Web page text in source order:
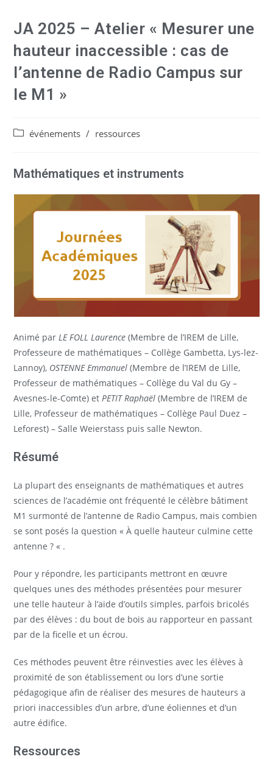
JA 2025 – Atelier « Mesurer une
hauteur inaccessible : cas de
l’antenne de Radio Campus sur
le M1 »
événements / ressources
Mathématiques et instruments
Animé par LE FOLL Laurence (Membre de l’IREM de Lille,
Professeure de mathématiques – Collège Gambetta, Lys-lez-
Lannoy), OSTENNE Emmanuel (Membre de l’IREM de Lille,
Professeur de mathématiques – Collège du Val du Gy –
Avesnes-le-Comte) et PETIT Raphaël (Membre de l’IREM de
Lille, Professeur de mathématiques – Collège Paul Duez –
Leforest) – Salle Weierstass puis salle Newton.
Résumé
La plupart des enseignants de mathématiques et autres
sciences de l’académie ont fréquenté le célèbre bâtiment
M1 surmonté de l’antenne de Radio Campus, mais combien
se sont posés la question « À quelle hauteur culmine cette
antenne ? « .
Pour y répondre, les participants mettront en œuvre
quelques unes des méthodes présentées pour mesurer
une telle hauteur à l’aide d’outils simples, parfois bricolés
par des élèves : du bout de bois au rapporteur en passant
par de la ficelle et un écrou.
Ces méthodes peuvent être réinvesties avec les élèves à
proximité de son établissement ou lors d’une sortie
pédagogique afin de réaliser des mesures de hauteurs a
priori inaccessibles d’un arbre, d’une éoliennes et d’un
autre édifice.
Ressources